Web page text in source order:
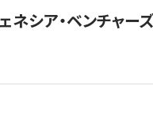
ェネシア・ベンチ